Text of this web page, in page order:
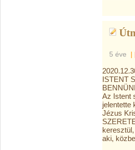
5 éve |
ISTENT
Az Istent
jelentette
Jézus
aki,